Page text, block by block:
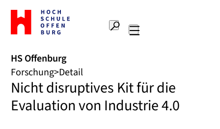
Zur
Startseite
Hochschule
Suche
HS Offenburg
Forschung Detail
Nicht disruptives Kit für die
Evaluation von Industrie 4.0